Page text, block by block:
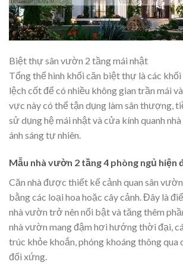
Biệt thự sân vườn 2 tầng mái nhật
Tổng thể hình khối căn biệt thự là các khối
lệch cốt để có nhiều không gian trần mái
vực này có thể tận dụng làm sân thượng,
sử dụng hệ mái nhật và cửa kính quanh
ánh sáng tự nhiên.
Mẫu nhà vườn 2 tầng 4 phòng ngủ hiện
Căn nhà được thiết kế cảnh quan sân
bằng các loại hoa hoặc cây cảnh. Đây là
nhà vườn trở nên nổi bật và tăng thêm
nhà vườn mang đậm hơi hướng thời đại,
trúc khỏe khoắn, phóng khoáng thông qua
đối xứng.